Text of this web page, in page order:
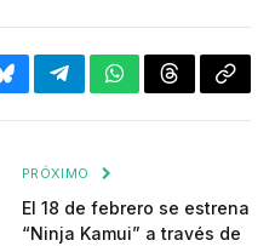
BlueskyTelegramWhatsApp
Threads
PRÓXIMO
El 18 de febrero se estrena
“Ninja Kamui” a través de